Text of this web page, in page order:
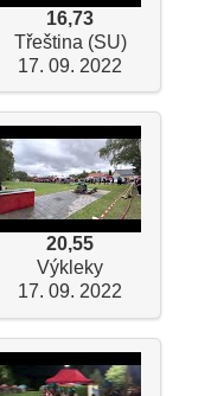
16,73
Třeština (SU)
17. 09. 2022
20,55
Výkleky
17. 09. 2022